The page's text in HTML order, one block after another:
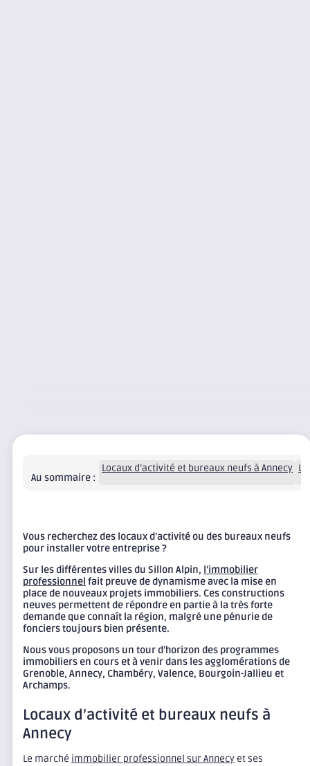
Au sommaire :
Locaux d’activité et bureaux neufs à Annecy
Vous recherchez des locaux d’activité ou des bureaux neufs
pour installer votre entreprise ?
Sur les différentes villes du Sillon Alpin, l’immobilier
professionnel fait preuve de dynamisme avec la mise en
place de nouveaux projets immobiliers. Ces constructions
neuves permettent de répondre en partie à la très forte
demande que connaît la région, malgré une pénurie de
fonciers toujours bien présente.
Nous vous proposons un tour d’horizon des programmes
immobiliers en cours et à venir dans les agglomérations de
Grenoble, Annecy, Chambéry, Valence, Bourgoin-Jallieu et
Archamps.
Locaux d’activité et bureaux neufs à
Annecy
Le marché immobilier professionnel sur Annecy et ses